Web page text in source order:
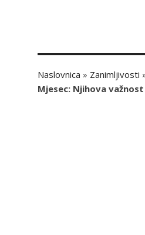
Naslovnica » Zanimljivosti
Mjesec: Njihova